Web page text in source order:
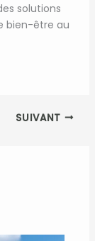
solutions
bien-être au
SUIVANT